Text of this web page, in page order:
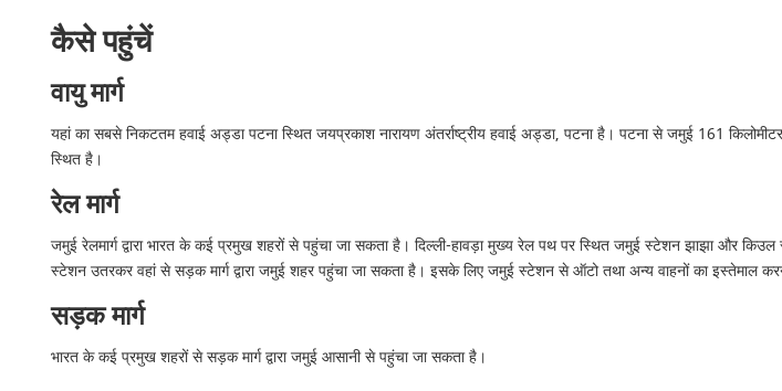
कैसे पहुंचें
वायु मार्ग
यहां का सबसे निकटतम हवाई अड्डा पटना स्थित जयप्रकाश नारायण अंतर्राष्ट्रीय हवाई अड्डा, पटना है। पटना से जमुई 161
स्थित है।
रेल मार्ग
जमुई रेलमार्ग द्वारा भारत के कई प्रमुख शहरों से पहुंचा जा सकता है। दिल्ली-हावड़ा मुख्य रेल पथ पर स्थित जमुई स्टेशन झाझा और
स्टेशन उतरकर वहां से सड़क मार्ग द्वारा जमुई शहर पहुंचा जा सकता है। इसके लिए जमुई स्टेशन से ऑटो तथा अन्य वाहनों का इस्तेमाल
सड़क मार्ग
भारत के कई प्रमुख शहरों से सड़क मार्ग द्वारा जमुई आसानी से पहुंचा जा सकता है।